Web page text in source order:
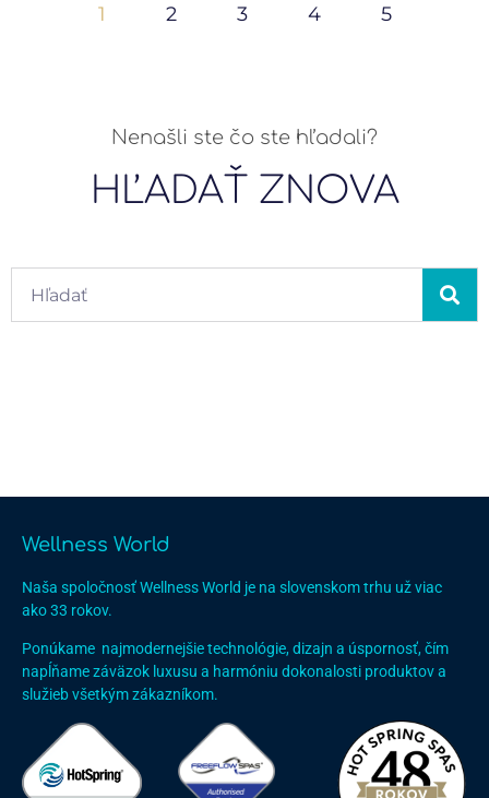
1 2 3 4 5
Nenašli ste čo ste hľadali?
HĽADAŤ ZNOVA
Wellness World
Naša spoločnosť Wellness World je na slovenskom trhu už viac
ako 33 rokov.
Ponúkame najmodernejšie technológie, dizajn a úspornosť, čím
napĺňame záväzok luxusu a harmóniu dokonalosti produktov a
služieb všetkým zákazníkom.